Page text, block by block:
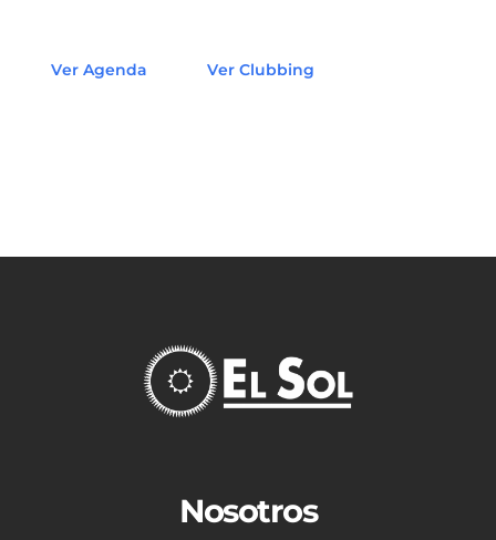
Ver Agenda Ver Clubbing
Nosotros